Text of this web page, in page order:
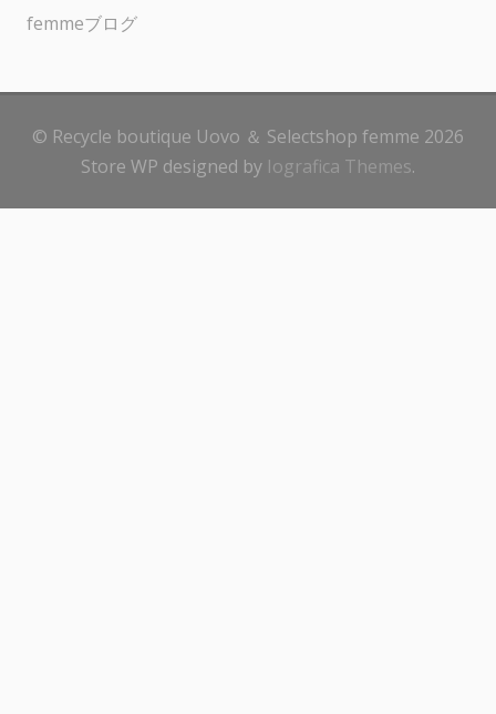
femmeブログ
© Recycle boutique Uovo ＆ Selectshop femme 2026
Store WP designed by Iografica Themes.